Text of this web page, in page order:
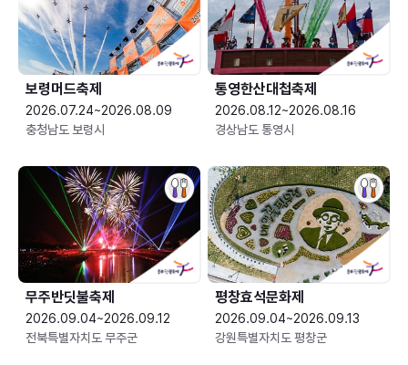
보령머드축제
2026.07.24~2026.08.09
충청남도 보령시
통영한산대첩축제
2026.08.12~2026.08.16
경상남도 통영시
무주반딧불축제
2026.09.04~2026.09.12
전북특별자치도 무주군
평창효석문화제
2026.09.04~2026.09.13
강원특별자치도 평창군